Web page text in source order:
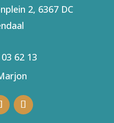
2, 6367 DC
62 13